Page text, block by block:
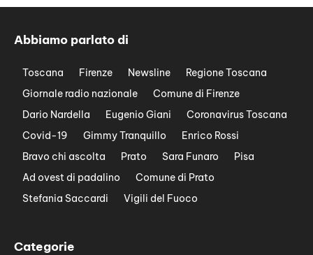
Abbiamo parlato di
Toscana Firenze Newsline
Regione Toscana
Giornale radio nazionale
Comune di Firenze
Dario Nardella
Eugenio Giani
Coronavirus Toscana
Covid-19
Gimmy Tranquillo
Enrico Rossi
Bravo chi ascolta
Prato Sara Funaro
Pisa
Ad ovest di padalino
Comune di Prato
Stefania Saccardi
Vigili del Fuoco
Categorie